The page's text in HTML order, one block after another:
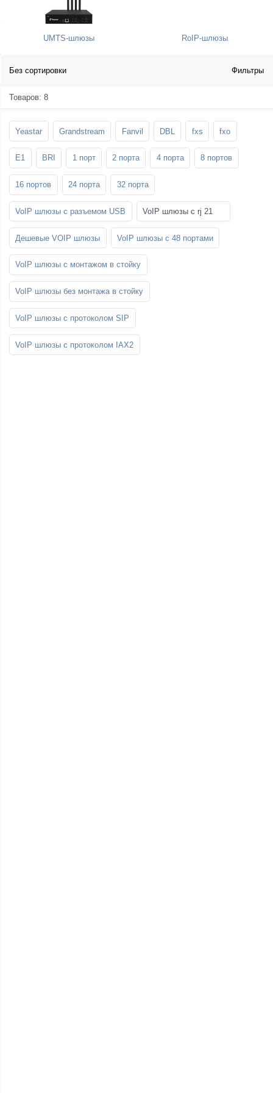
UMTS-шлюзы RoIP-шлюзы
Без сортировки Фильтры
Товаров: 8
Yeastar Grandstream Fanvil DBL fxs fxo
E1 BRI 1 порт 2 порта 4 порта 8 портов
16 портов 24 порта 32 порта
VoIP шлюзы с разъемом USB VoIP шлюзы с rj 21
Дешевые VOIP шлюзы VoIP шлюзы с 48 портами
VoIP шлюзы с монтажом в стойку
VoIP шлюзы без монтажа в стойку
VoIP шлюзы с протоколом SIP
VoIP шлюзы с протоколом IAX2
Стойки и крепления для панелей и
телевизоров
Шахтные телефоны
SFP-модули
3G/4G LTE и ADSL модемы
Мобильные телефоны